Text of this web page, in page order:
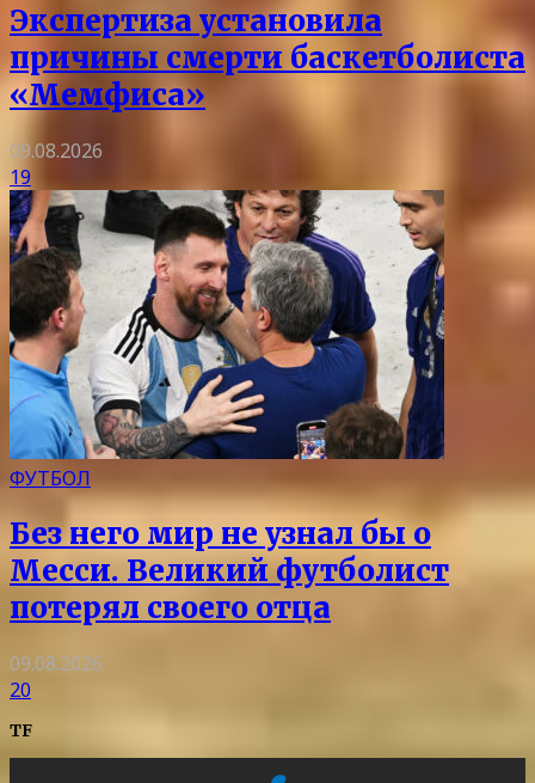
Экспертиза установила
причины смерти баскетболиста
«Мемфиса»
09.08.2026
19
ФУТБОЛ
Без него мир не узнал бы о
Месси. Великий футболист
потерял своего отца
09.08.2026
20
TF